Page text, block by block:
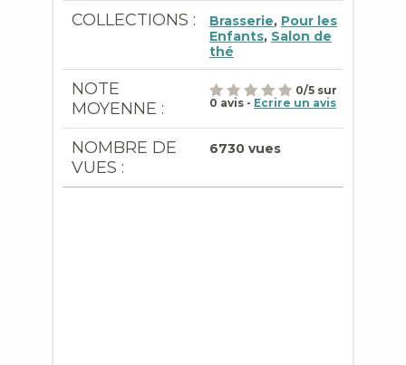
COLLECTIONS : Brasserie, Pour les
Enfants, Salon de
thé
NOTE
MOYENNE :
0/5 sur
0 avis - Ecrire un avis
NOMBRE DE
VUES :
6730 vues